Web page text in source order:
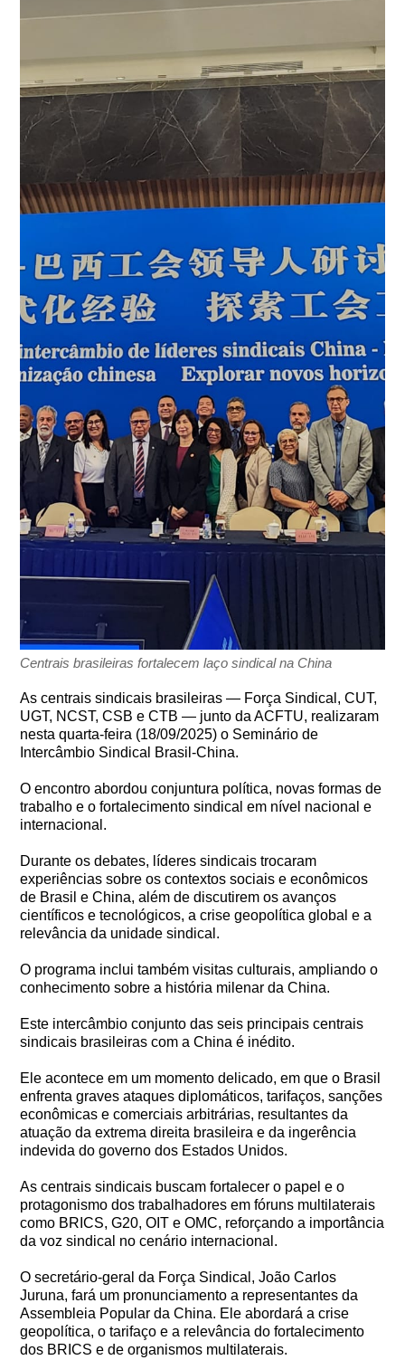
Centrais brasileiras fortalecem laço sindical na China
As centrais sindicais brasileiras — Força Sindical, CUT,
UGT, NCST, CSB e CTB — junto da ACFTU, realizaram
nesta quarta-feira (18/09/2025) o Seminário de
Intercâmbio Sindical Brasil-China.
O encontro abordou conjuntura política, novas formas de
trabalho e o fortalecimento sindical em nível nacional e
internacional.
Durante os debates, líderes sindicais trocaram
experiências sobre os contextos sociais e econômicos
de Brasil e China, além de discutirem os avanços
científicos e tecnológicos, a crise geopolítica global e a
relevância da unidade sindical.
O programa inclui também visitas culturais, ampliando o
conhecimento sobre a história milenar da China.
Este intercâmbio conjunto das seis principais centrais
sindicais brasileiras com a China é inédito.
Ele acontece em um momento delicado, em que o Brasil
enfrenta graves ataques diplomáticos, tarifaços, sanções
econômicas e comerciais arbitrárias, resultantes da
atuação da extrema direita brasileira e da ingerência
indevida do governo dos Estados Unidos.
As centrais sindicais buscam fortalecer o papel e o
protagonismo dos trabalhadores em fóruns multilaterais
como BRICS, G20, OIT e OMC, reforçando a importância
da voz sindical no cenário internacional.
O secretário-geral da Força Sindical, João Carlos
Juruna, fará um pronunciamento a representantes da
Assembleia Popular da China. Ele abordará a crise
geopolítica, o tarifaço e a relevância do fortalecimento
dos BRICS e de organismos multilaterais.